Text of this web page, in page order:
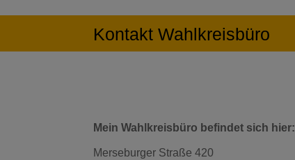
Kontakt Wahlkreisbüro
Mein Wahlkreisbüro befindet sich hier:
Merseburger Straße 420